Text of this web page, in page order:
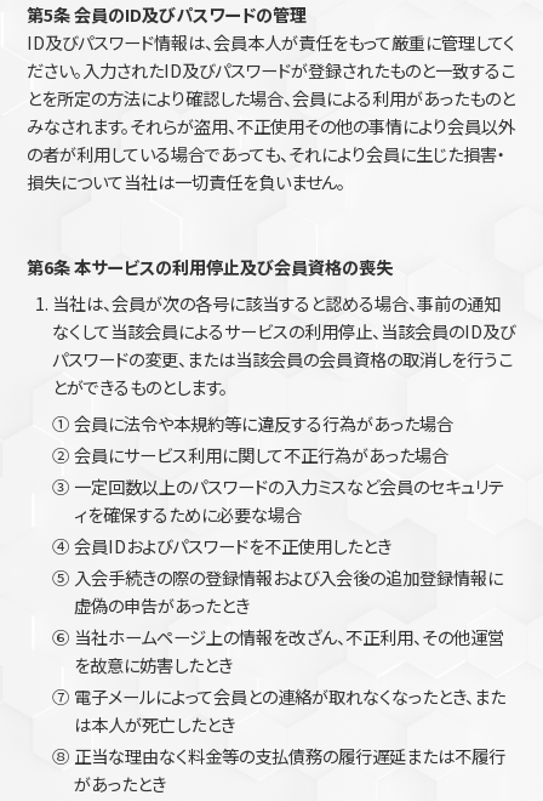
第5条 会員のID及びパスワードの管理
ID及びパスワード情報は、会員本人が責任をもって厳重に管理してく
ださい。入力されたID及びパスワードが登録されたものと一致するこ
とを所定の方法により確認した場合、会員による利用があったものと
みなされます。それらが盗用、不正使用その他の事情により会員以外
の者が利用している場合であっても、それにより会員に生じた損害・
損失について当社は一切責任を負いません。
第6条 本サービスの利用停止及び会員資格の喪失
当社は、会員が次の各号に該当すると認める場合、事前の通知
なくして当該会員によるサービスの利用停止、当該会員のID及び
パスワードの変更、または当該会員の会員資格の取消しを行うこ
とができるものとします。
① 会員に法令や本規約等に違反する行為があった場合
② 会員にサービス利用に関して不正行為があった場合
③ 一定回数以上のパスワードの入力ミスなど会員のセキュリテ
ィを確保するために必要な場合
④ 会員IDおよびパスワードを不正使用したとき
⑤ 入会手続きの際の登録情報および入会後の追加登録情報に
虚偽の申告があったとき
⑥ 当社ホームページ上の情報を改ざん、不正利用、その他運営
を故意に妨害したとき
⑦ 電子メールによって会員との連絡が取れなくなったとき、また
は本人が死亡したとき
⑧ 正当な理由なく料金等の支払債務の履行遅延または不履行
があったとき